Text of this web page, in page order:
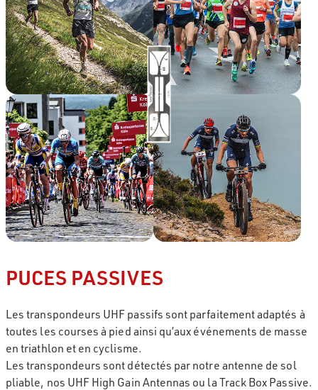
PUCES PASSIVES
Les transpondeurs UHF passifs sont parfaitement adaptés à
toutes les courses à pied ainsi qu’aux événements de masse
en triathlon et en cyclisme.
Les transpondeurs sont détectés par notre antenne de sol
pliable, nos UHF High Gain Antennas ou la Track Box Passive.